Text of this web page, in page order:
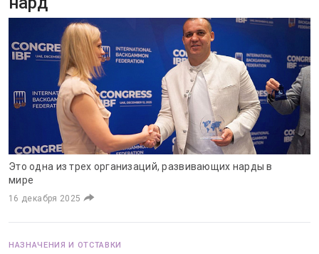
Это одна из трех организаций, развивающих нарды в
мире
16 декабря 2025
НАЗНАЧЕНИЯ И ОТСТАВКИ